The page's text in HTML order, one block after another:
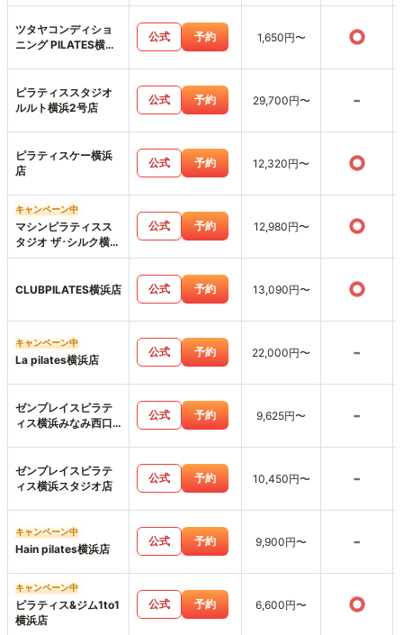
ツタヤコンディショ
ニング PILATES横浜
公式 予約 1,650円〜 ○
ピラティススタジオ
ルルト横浜2号店
公式 予約 29,700円〜 -
ピラティスケー横浜
店
公式 予約 12,320円〜 ○
キャンペーン中
マシンピラティスス
タジオ ザ･シルク横浜
店
公式 予約 12,980円〜 ○
CLUBPILATES横浜店 公式 予約 13,090円〜 ○
キャンペーン中
La pilates横浜店
公式 予約 22,000円〜 -
ゼンプレイスピラテ
ィス横浜みなみ西口
公式 予約 9,625円〜 -
ゼンプレイスピラテ
ィス横浜スタジオ店
公式 予約 10,450円〜 -
キャンペーン中
Hain pilates横浜店
公式 予約 9,900円〜 -
キャンペーン中
ピラティス&ジム1to1
横浜店
公式 予約 6,600円〜 ○